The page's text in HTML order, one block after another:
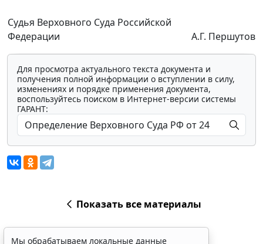
Судья Верховного Суда Российской
Федерации
А.Г. Першутов
Для просмотра актуального текста документа и
получения полной информации о вступлении в силу,
изменениях и порядке применения документа,
воспользуйтесь поиском в Интернет-версии системы
ГАРАНТ:
Показать все материалы
Мы обрабатываем локальные данные